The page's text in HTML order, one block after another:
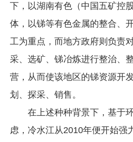
下，以湖南有色（中国五矿控
体，以锑等有色金属的整合、
工为重点，而地方政府则负责
采、选矿、锑冶炼进行整治、
营，从而使该地区的锑资源开
划、探采、销售。
在上述种种背景下，基于环
虑，冷水江从2010年便开始强